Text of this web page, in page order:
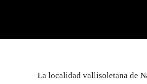
La localidad vallisoletana de